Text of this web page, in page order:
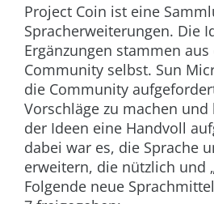
Project Coin ist eine
Spracherweiterungen. Die
Ergänzungen stammen aus
Community selbst. Sun
die Community
Vorschläge zu machen
der Ideen eine Handvoll
dabei war es, die Sprache
erweitern, die nützlich und
Folgende neue